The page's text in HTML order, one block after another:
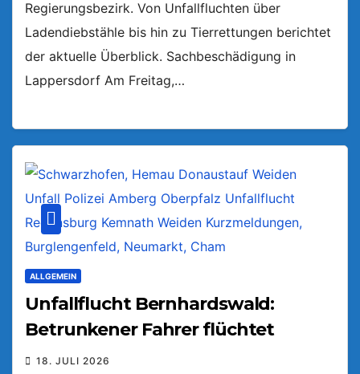
Regierungsbezirk. Von Unfallfluchten über
Ladendiebstähle bis hin zu Tierrettungen berichtet
der aktuelle Überblick. Sachbeschädigung in
Lappersdorf Am Freitag,…
ALLGEMEIN
Unfallflucht Bernhardswald:
Betrunkener Fahrer flüchtet
18. JULI 2026